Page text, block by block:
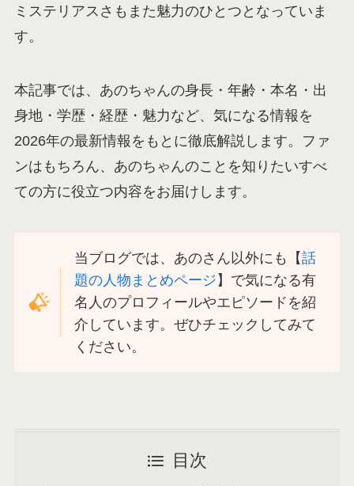
ミステリアスさもまた魅力のひとつとなっていま
す。
本記事では、あのちゃんの身長・年齢・本名・出
身地・学歴・経歴・魅力など、気になる情報を
2026年の最新情報をもとに徹底解説します。ファ
ンはもちろん、あのちゃんのことを知りたいすべ
ての方に役立つ内容をお届けします。
当ブログでは、あのさん以外にも【話
題の人物まとめページ 】で気になる有
名人のプロフィールやエピソードを紹
介しています。ぜひチェックしてみて
ください。
目次